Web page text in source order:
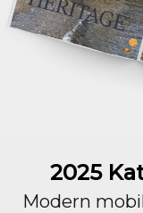
2025
Modern